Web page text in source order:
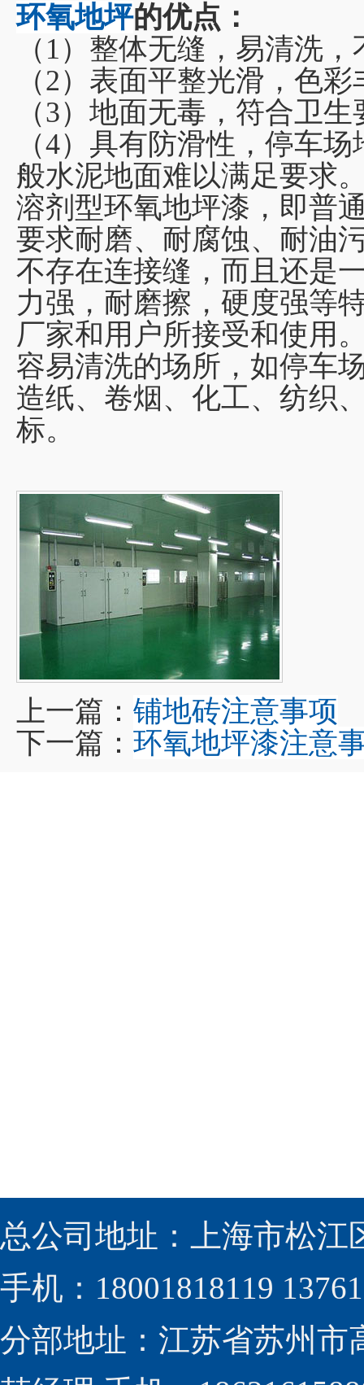
环氧地坪的优点：
（1）整体无缝，易清洗
（2）表面平整光滑，色
（3）地面无毒，符合卫
（4）具有防滑性，停车
般水泥地面难以满足要求
溶剂型环氧地坪漆，即普
要求耐磨、耐腐蚀、耐油
不存在连接缝，而且还是
力强，耐磨擦，硬度强等
厂家和用户所接受和使用
容易清洗的场所，如停车
造纸、卷烟、化工、纺织
标。
上一篇： 铺地砖注意事项
下一篇： 环氧地坪漆注意
总公司地址：上海市松江
手机：18001818119
分部地址：江苏省苏州市